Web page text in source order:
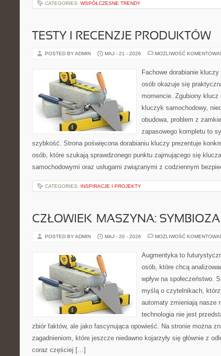
CATEGORIES: WSPÓŁCZESNE TRENDY
TESTY I RECENZJE PRODUKTÓW
POSTED BY ADMIN MAJ - 21 - 2026 MOŻLIWOŚĆ
Fachowe dorabianie
osób okazuje się
momencie. Zgubiony
kluczyk samochodowy,
obudowa, problem z
zapasowego kompletu to
szybkość. Strona poświęcona dorabianiu kluczy prezentuje
osób, które szukają sprawdzonego punktu zajmującego się
samochodowymi oraz usługami związanymi z codziennym
CATEGORIES: INSPIRACJE I PROJEKTY
CZŁOWIEK–MASZYNA: SYMBIOZA
POSTED BY ADMIN MAJ - 20 - 2026 MOŻLIWOŚĆ
Augmentyka to
osób, które chcą
wpływ na społeczeństwo.
myślą o czytelnikach,
automaty zmieniają nasze
technologia nie jest
zbiór faktów, ale jako fascynująca opowieść. Na stronie można
zagadnieniom, które jeszcze niedawno kojarzyły się głównie z
coraz częściej […]